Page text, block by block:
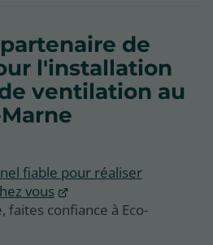
de
l'installation
ventilation au
fiable pour réaliser
vous
faites confiance à Eco-